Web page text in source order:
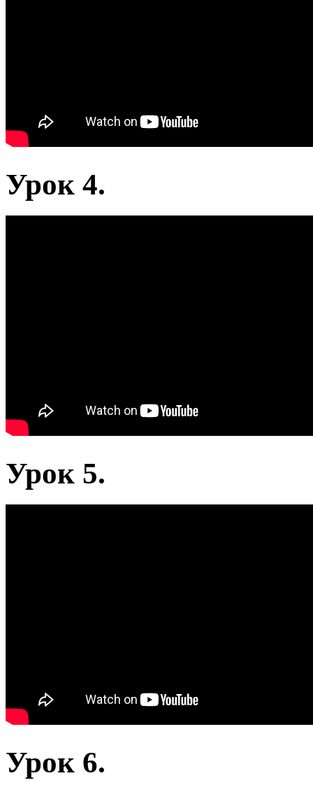
Урок 4.
Урок 5.
Урок 6.